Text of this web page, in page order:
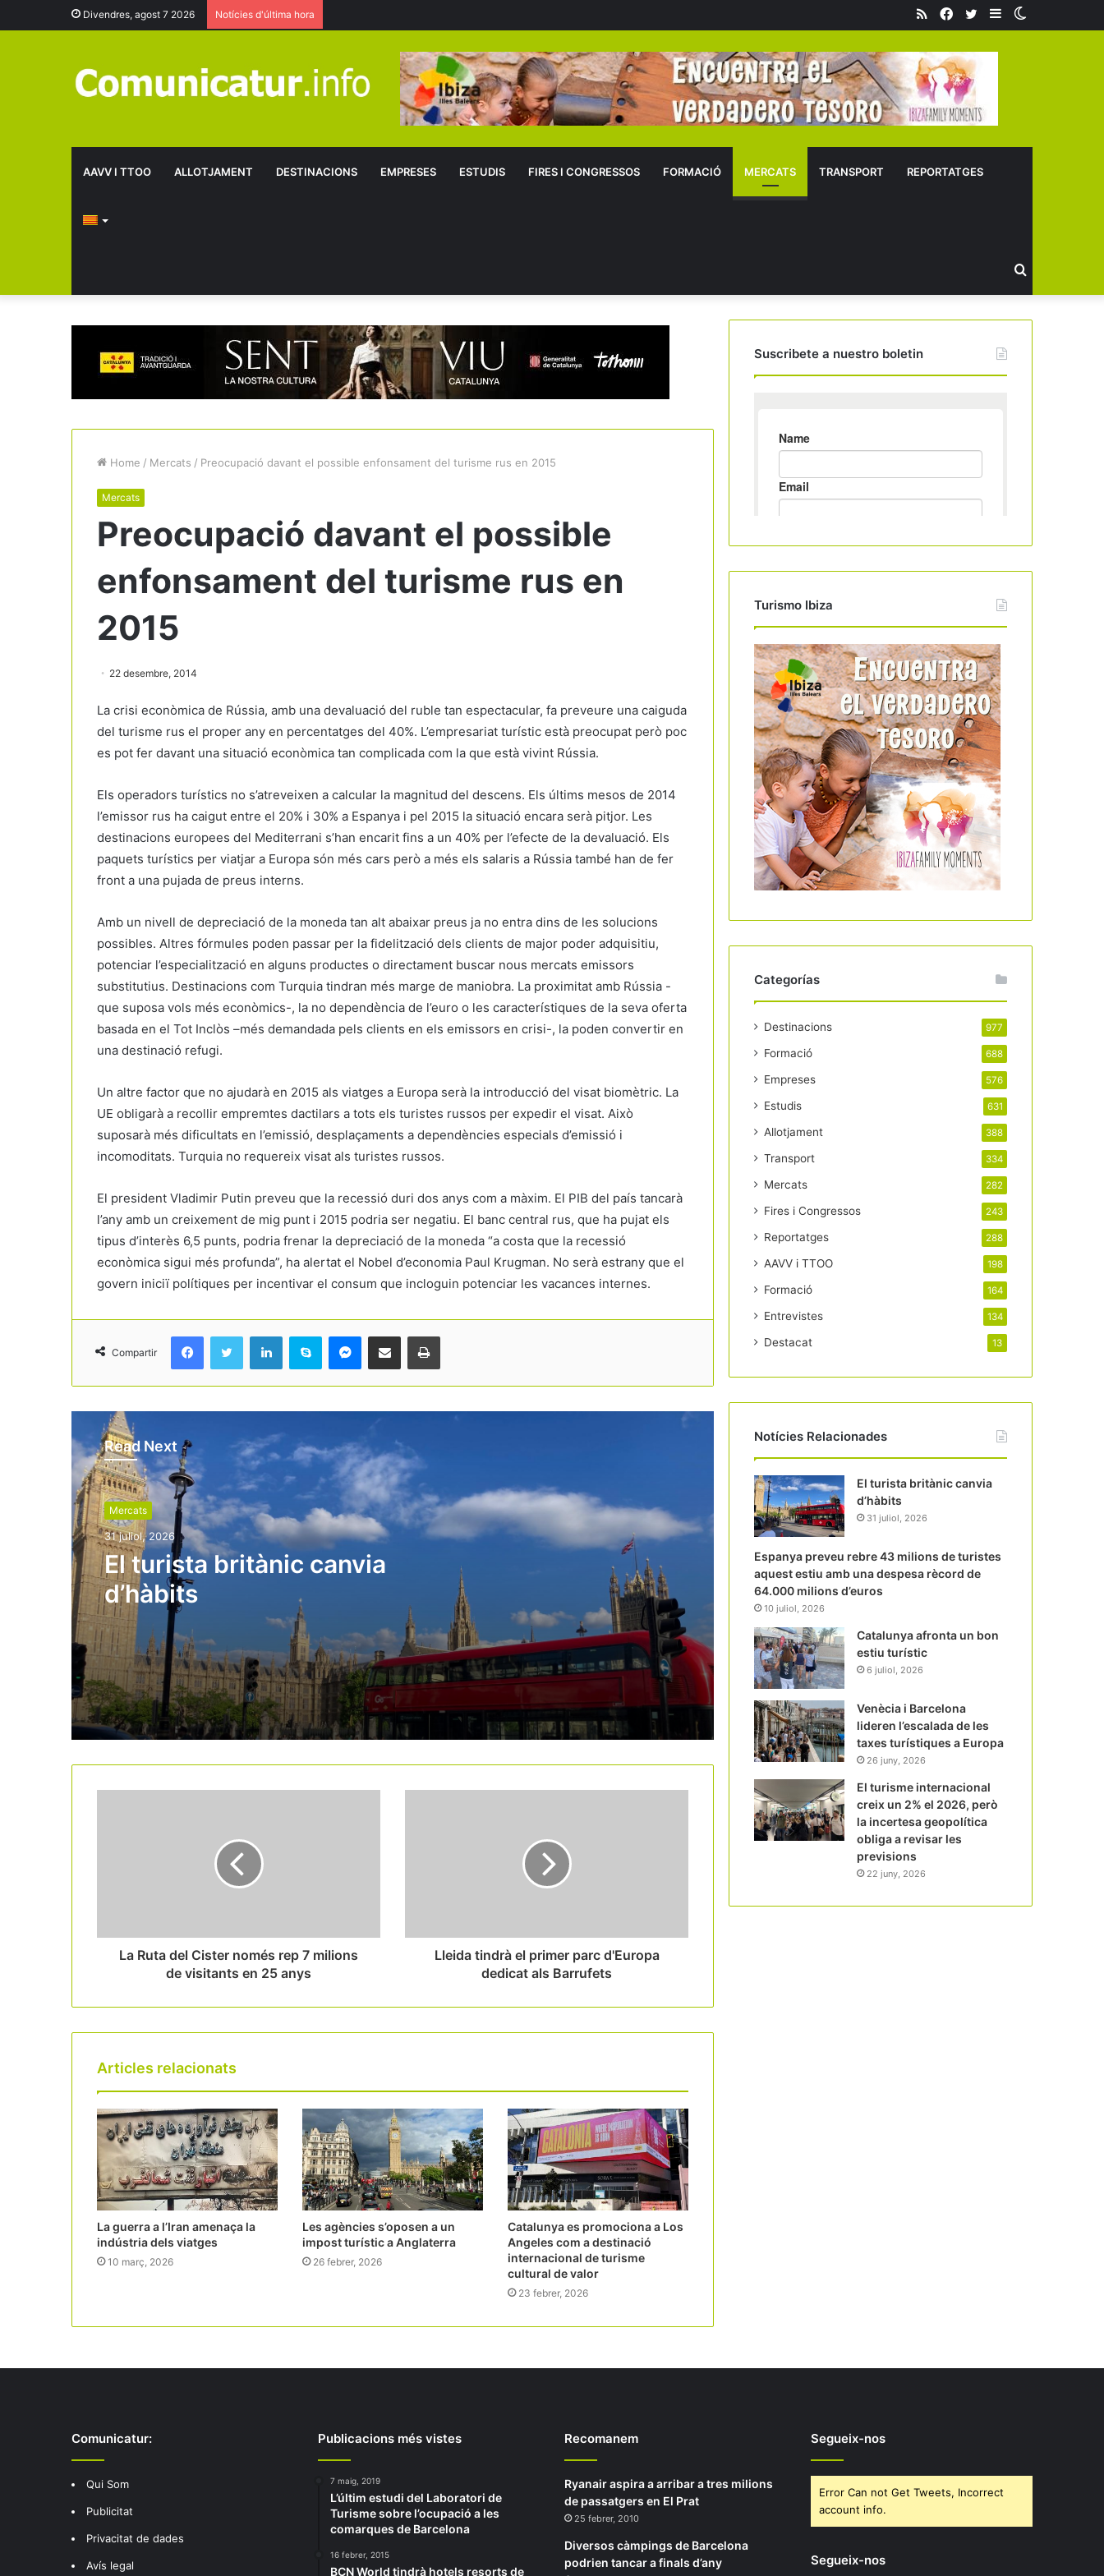
Divendres, agost 7 2026 Notícies d'última hora Sidebar
Twitter
Facebook
RSS
AAVV I TTOO ALLOTJAMENT DESTINACIONS EMPRESES ESTUDIS FIRES I CONGRESSOS FORMACIÓ MERCATS TRANSPORT REPORTATGES
Buscar
Home / Mercats / Preocupació davant el possible enfonsament del turisme rus en 2015
Mercats
Preocupació davant el possible
enfonsament del turisme rus en
2015
22 desembre, 2014
La crisi econòmica de Rússia, amb una devaluació del ruble tan espectacular, fa preveure una caiguda
del turisme rus el proper any en percentatges del 40%. L’empresariat turístic està preocupat però poc
es pot fer davant una situació econòmica tan complicada com la que està vivint Rússia.
Els operadors turístics no s’atreveixen a calcular la magnitud del descens. Els últims mesos de 2014
l’emissor rus ha caigut entre el 20% i 30% a Espanya i pel 2015 la situació encara serà pitjor. Les
destinacions europees del Mediterrani s’han encarit fins a un 40% per l’efecte de la devaluació. Els
paquets turístics per viatjar a Europa són més cars però a més els salaris a Rússia també han de fer
front a una pujada de preus interns.
Amb un nivell de depreciació de la moneda tan alt abaixar preus ja no entra dins de les solucions
possibles. Altres fórmules poden passar per la fidelització dels clients de major poder adquisitiu,
potenciar l’especialització en alguns productes o directament buscar nous mercats emissors
substitutius. Destinacions com Turquia tindran més marge de maniobra. La proximitat amb Rússia -
que suposa vols més econòmics-, la no dependència de l’euro o les característiques de la seva oferta
basada en el Tot Inclòs –més demandada pels clients en els emissors en crisi-, la poden convertir en
una destinació refugi.
Un altre factor que no ajudarà en 2015 als viatges a Europa serà la introducció del visat biomètric. La
UE obligarà a recollir empremtes dactilars a tots els turistes russos per expedir el visat. Això
suposarà més dificultats en l’emissió, desplaçaments a dependències especials d’emissió i
incomoditats. Turquia no requereix visat als turistes russos.
El president Vladimir Putin preveu que la recessió duri dos anys com a màxim. El PIB del país tancarà
l’any amb un creixement de mig punt i 2015 podria ser negatiu. El banc central rus, que ha pujat els
tipus d’interès 6,5 punts, podria frenar la depreciació de la moneda “a costa que la recessió
econòmica sigui més profunda”, ha alertat el Nobel d’economia Paul Krugman. No serà estrany que el
govern iniciï polítiques per incentivar el consum que incloguin potenciar les vacances internes.
Compartir
Read Next
Mercats
31 juliol, 2026
El turista britànic canvia
d’hàbits
El turista britànic canvia d’hàbits
turistes aquest estiu amb una despesa
El turisme internacional creix un 2% el
2026, però la incertesa geopolítica
obliga a revisar les previsions
Espanya obté una nota de 9,3 entre
els turistes internacionals
El turista xinès liderarà la despesa
internacional a Espanya aquest estiu
Missió comercial als EUA i Canadà per
blindar el turisme nord-americà a
El conflicte a l’Orient Mitjà afectarà el
turisme a Espanya
La Ruta del Cister només rep 7 milions
de visitants en 25 anys
Lleida tindrà el primer parc d'Europa
dedicat als Barrufets
Articles relacionats
La guerra a l’Iran amenaça la
indústria dels viatges
10 març, 2026
Les agències s’oposen a un
impost turístic a Anglaterra
26 febrer, 2026
Catalunya es promociona a Los
Angeles com a destinació
internacional de turisme
cultural de valor
23 febrer, 2026
Suscribete a nuestro boletin
Turismo Ibiza
Categorías
Destinacions 977
Formació 688
Empreses 576
Estudis 631
Allotjament 388
Transport 334
Mercats 282
Fires i Congressos 243
Reportatges 288
AAVV i TTOO 198
Formació 164
Entrevistes 134
Destacat 13
Notícies Relacionades
El turista britànic canvia
d’hàbits
31 juliol, 2026
Espanya preveu rebre 43 milions de turistes
aquest estiu amb una despesa rècord de
64.000 milions d’euros
10 juliol, 2026
Catalunya afronta un bon
estiu turístic
6 juliol, 2026
Venècia i Barcelona
lideren l’escalada de les
taxes turístiques a Europa
26 juny, 2026
El turisme internacional
creix un 2% el 2026, però
la incertesa geopolítica
obliga a revisar les
previsions
22 juny, 2026
Comunicatur:
Qui Som
Publicitat
Privacitat de dades
Avís legal
Publicacions més vistes
7 maig, 2019
L’últim estudi del Laboratori de
Turisme sobre l’ocupació a les
comarques de Barcelona
16 febrer, 2015
BCN World tindrà hotels resorts de
Recomanem
Ryanair aspira a arribar a tres milions
de passatgers en El Prat
25 febrer, 2010
Diversos càmpings de Barcelona
podrien tancar a finals d’any
Segueix-nos
Error Can not Get Tweets, Incorrect
account info.
Segueix-nos